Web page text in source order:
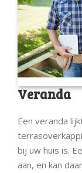
Veranda
Een veranda
bij uw huis is.
aan, en kan